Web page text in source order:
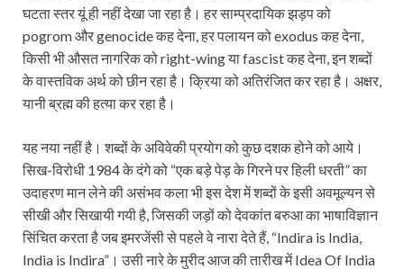
घटता स्तर यूं ही नहीं देखा जा रहा है। हर साम्प्रदायिक झड़प को
pogrom और genocide कह देना, हर पलायन को exodus कह देना,
किसी भी औसत नागरिक को right-wing या fascist कह देना, इन शब्दों
के वास्तविक अर्थ को छीन रहा है। क्रिया को अतिरंजित कर रहा है। अक्षर,
यानी ब्रह्म की हत्या कर रहा है।
यह नया नहीं है। शब्दों के अविवेकी प्रयोग को कुछ दशक होने को आये।
सिख-विरोधी 1984 के दंगे को “एक बड़े पेड़ के गिरने पर हिली धरती” का
उदाहरण मान लेने की असंभव कला भी इस देश में शब्दों के इसी अवमूल्यन से
सीखी और सिखायी गयी है, जिसकी जड़ों को देवकांत बरुआ का भाषाविज्ञान
सिंचित करता है जब इमरजेंसी से पहले वे नारा देते हैं, “Indira is India,
India is Indira”। उसी नारे के मुरीद आज की तारीख में Idea Of India